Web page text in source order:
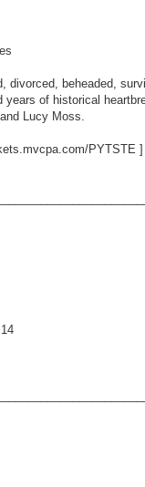
divorced, beheaded,
of historical
Lucy Moss.
PYTSTE ]